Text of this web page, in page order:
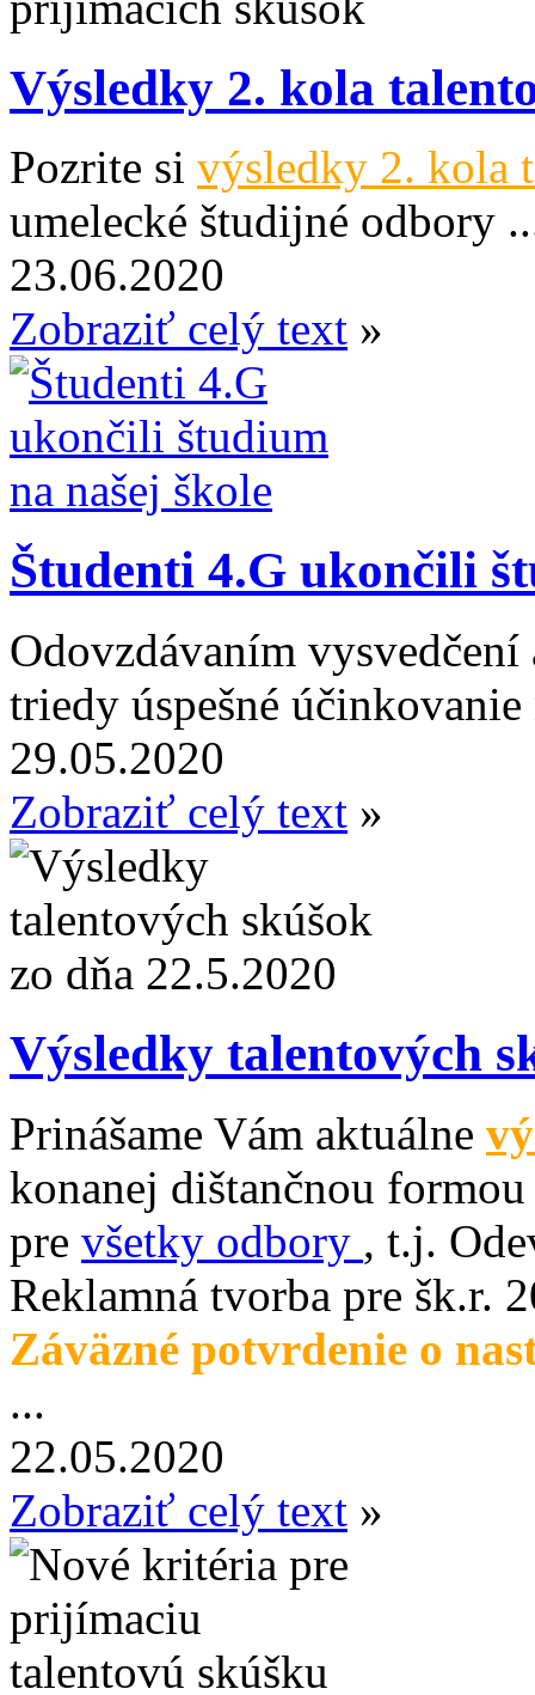
Výsledky 2. kola
Pozrite si výsledky 2. kola
umelecké študijné odbory
23.06.2020
Zobraziť celý text »
Študenti 4.G ukončili
Odovzdávaním
triedy úspešné účinkovanie
29.05.2020
Zobraziť celý text »
Výsledky talentových
Prinášame Vám aktuálne
konanej dištančnou
pre všetky odbory , t.j.
Reklamná tvorba pre šk.r.
Záväzné potvrdenie o
...
22.05.2020
Zobraziť celý text »